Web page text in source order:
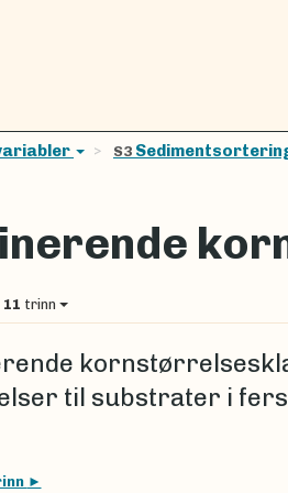
S3
11 trinn
til substrater i